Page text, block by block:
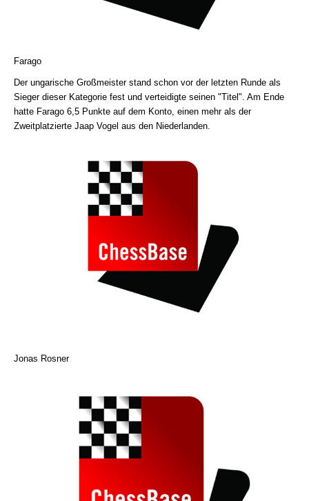
Farago
Der ungarische Großmeister stand schon vor der letzten Runde als
Sieger dieser Kategorie fest und verteidigte seinen "Titel". Am Ende
hatte Farago 6,5 Punkte auf dem Konto, einen mehr als der
Zweitplatzierte Jaap Vogel aus den Niederlanden.
Jonas Rosner